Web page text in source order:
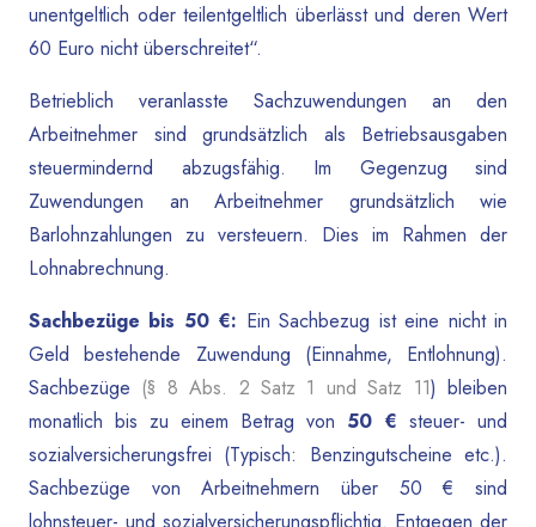
unentgeltlich oder teilentgeltlich überlässt und deren Wert
60 Euro nicht überschreitet“.
Betrieblich veranlasste Sachzuwendungen an den
Arbeitnehmer sind grundsätzlich als Betriebsausgaben
steuermindernd abzugsfähig. Im Gegenzug sind
Zuwendungen an Arbeitnehmer grundsätzlich wie
Barlohnzahlungen zu versteuern. Dies im Rahmen der
Lohnabrechnung.
Sachbezüge bis 50 €: Ein Sachbezug ist eine nicht in
Geld bestehende Zuwendung (Einnahme, Entlohnung).
Sachbezüge (§ 8 Abs. 2 Satz 1 und Satz 11) bleiben
monatlich bis zu einem Betrag von 50 € steuer- und
sozialversicherungsfrei (Typisch: Benzingutscheine etc.).
Sachbezüge von Arbeitnehmern über 50 € sind